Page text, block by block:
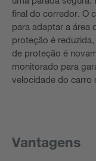
final do corredor. O
para adaptar a área
proteção é
de proteção é
monitorado para
velocidade do carro
Vantagens